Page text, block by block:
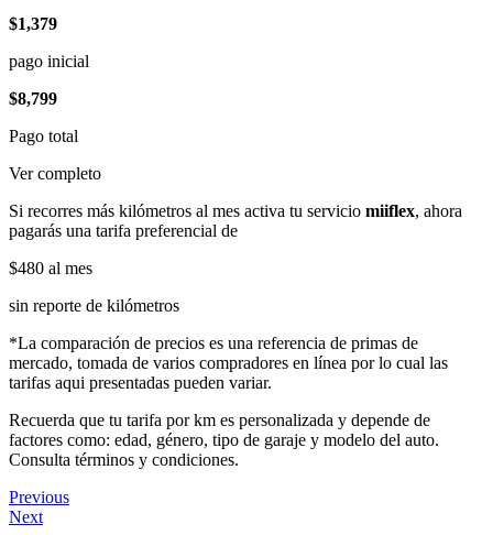
$1,379
pago inicial
$8,799
Pago total
Ver completo
Si recorres más kilómetros al mes activa tu servicio miiflex, ahora
pagarás una tarifa preferencial de
$480 al mes
sin reporte de kilómetros
*La comparación de precios es una referencia de primas de
mercado, tomada de varios compradores en línea por lo cual las
tarifas aqui presentadas pueden variar.
Recuerda que tu tarifa por km es personalizada y depende de
factores como: edad, género, tipo de garaje y modelo del auto.
Consulta términos y condiciones.
Previous
Next